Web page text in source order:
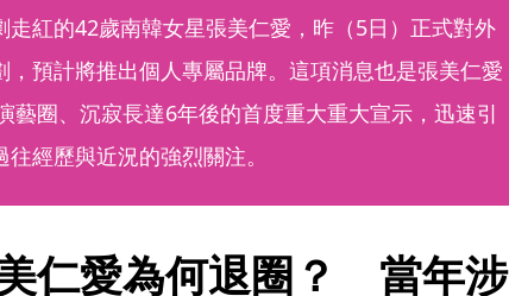
走紅的42歲南韓女星張美仁愛，昨（5日）正式對外
，預計將推出個人專屬品牌。這項消息也是張美仁愛
藝圈、沉寂長達6年後的首度重大重大宣示，迅速引
經歷與近況的強烈關注。
仁愛為何退圈？　當年涉